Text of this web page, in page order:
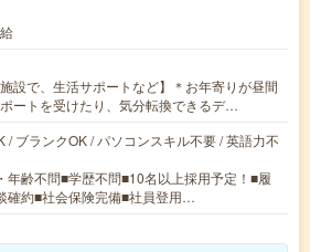
施設で、生活サポートなど】＊お年寄りが昼間
ートを受けたり、気分転換できるデ…
/ ブランクOK / パソコンスキル不要 / 英語力不
年齢不問■学歴不問■10名以上採用予定！■履
確約■社会保険完備■社員登用…